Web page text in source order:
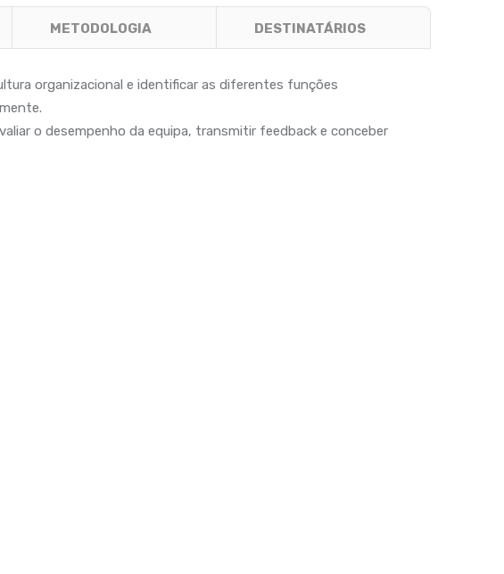
METODOLOGIA DESTINATÁRIOS
organizacional e identificar as diferentes funções
o desempenho da equipa, transmitir feedback e conceber